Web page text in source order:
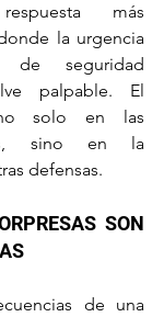
más
la urgencia
seguridad
palpable. El
solo en las
sino en la
defensas.
SON
de una